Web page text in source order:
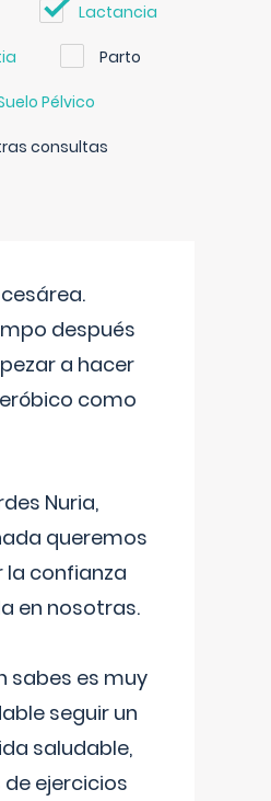
Lactancia
Parto
Pélvico
consultas
después
a hacer
como
Nuria,
queremos
confianza
en nosotras.
sabes es muy
seguir un
saludable,
ejercicios